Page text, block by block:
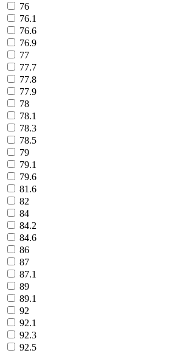
76
76.1
76.6
76.9
77
77.7
77.8
77.9
78
78.1
78.3
78.5
79
79.1
79.6
81.6
82
84
84.2
84.6
86
87
87.1
89
89.1
92
92.1
92.3
92.5